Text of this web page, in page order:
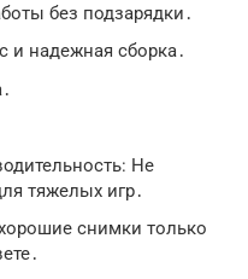
без подзарядки․
и надежная сборка․
Не
тяжелых игр․
снимки только